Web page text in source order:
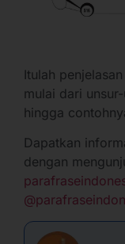
Itulah
mulai dari
hingga
Dapatkan
dengan